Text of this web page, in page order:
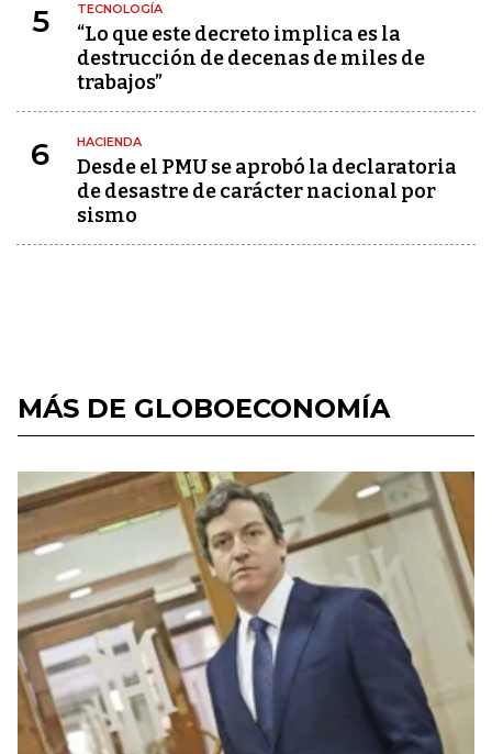
5 TECNOLOGÍA
“Lo que este decreto implica es la
destrucción de decenas de miles de
trabajos”
6 HACIENDA
Desde el PMU se aprobó la declaratoria
de desastre de carácter nacional por
sismo
MÁS DE GLOBOECONOMÍA